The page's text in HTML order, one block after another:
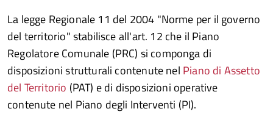
Twitter
su
Facebook
Condividi
su
Whatsapp
La legge Regionale 11 del 2004 "Norme per il governo
del territorio" stabilisce all'art. 12 che il Piano
Regolatore Comunale (PRC) si componga di
disposizioni strutturali contenute nel Piano di Assetto
del Territorio (PAT) e di disposizioni operative
contenute nel Piano degli Interventi (PI).